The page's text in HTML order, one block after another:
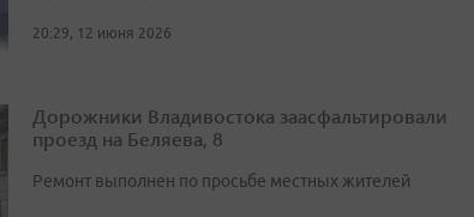
20:29, 12 июня 2026
Дорожники Владивостока заасфальтировали
проезд на Беляева, 8
Ремонт выполнен по просьбе местных жителей